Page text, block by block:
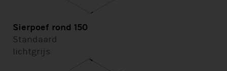
Sierpoef rond 150
Standaard
lichtgrijs